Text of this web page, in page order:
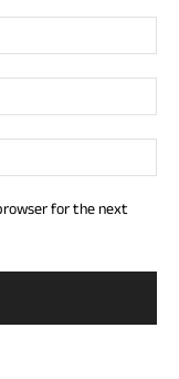
for the next